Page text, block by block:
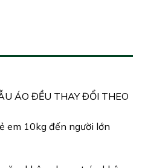
ÁO ĐỀU THAY ĐỔI THEO
em 10kg đến người lớn